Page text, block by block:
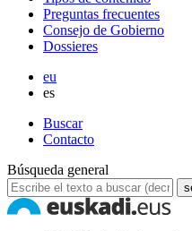
Preguntas frecuentes
Consejo de Gobierno
Dossieres
eu
es
Buscar
Contacto
Búsqueda general